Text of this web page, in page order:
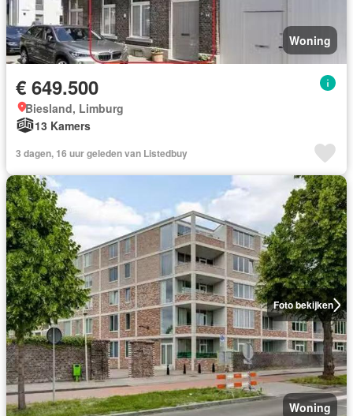
Woning
€ 649.500
Biesland, Limburg
13 Kamers
3 dagen, 16 uur geleden van Listedbuy
Foto bekijken
Woning